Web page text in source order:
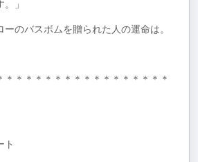
」
のバスボムを贈られた人の運命は。
＊＊＊＊＊＊＊＊＊＊＊＊＊＊＊＊＊
ト